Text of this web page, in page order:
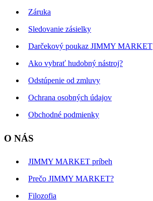
Záruka
Sledovanie zásielky
Darčekový poukaz JIMMY MARKET
Ako vybrať hudobný nástroj?
Odstúpenie od zmluvy
Ochrana osobných údajov
Obchodné podmienky
O NÁS
JIMMY MARKET príbeh
Prečo JIMMY MARKET?
Filozofia